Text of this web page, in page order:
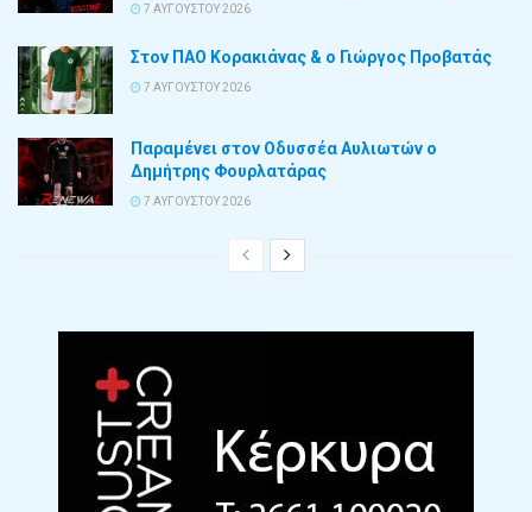
7 ΑΥΓΟΎΣΤΟΥ 2026
Στον ΠΑΟ Κορακιάνας & ο Γιώργος Προβατάς
7 ΑΥΓΟΎΣΤΟΥ 2026
Παραμένει στον Οδυσσέα Αυλιωτών ο
Δημήτρης Φουρλατάρας
7 ΑΥΓΟΎΣΤΟΥ 2026